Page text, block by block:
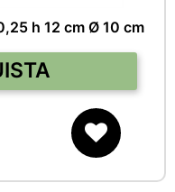
h 12 cm Ø 10 cm